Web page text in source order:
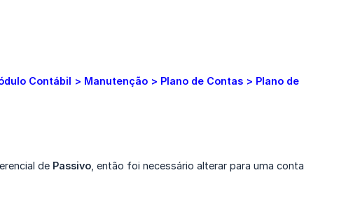
Contábil > Manutenção > Plano de Contas > Plano de
de Passivo , então foi necessário alterar para uma conta